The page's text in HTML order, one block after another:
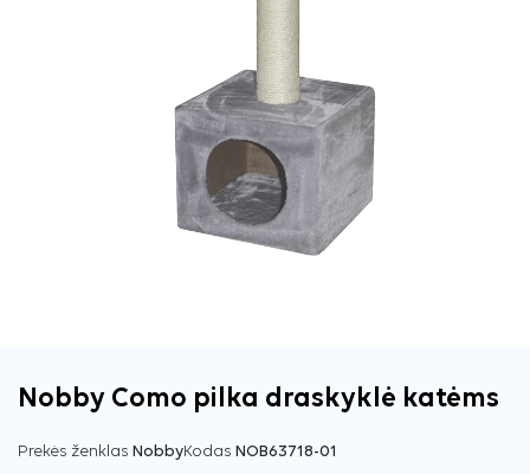
Nobby Como pilka draskyklė katėms
Prekės ženklas NobbyKodas NOB63718-01